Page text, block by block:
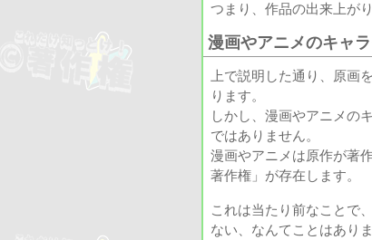
つまり、作品の出来上が
漫画やアニメのキャ
上で説明した通り、原画
ります。
しかし、漫画やアニメの
ではありません。
漫画やアニメは原作が著
著作権」が存在します。
これは当たり前なことで
ない、なんてことはありま